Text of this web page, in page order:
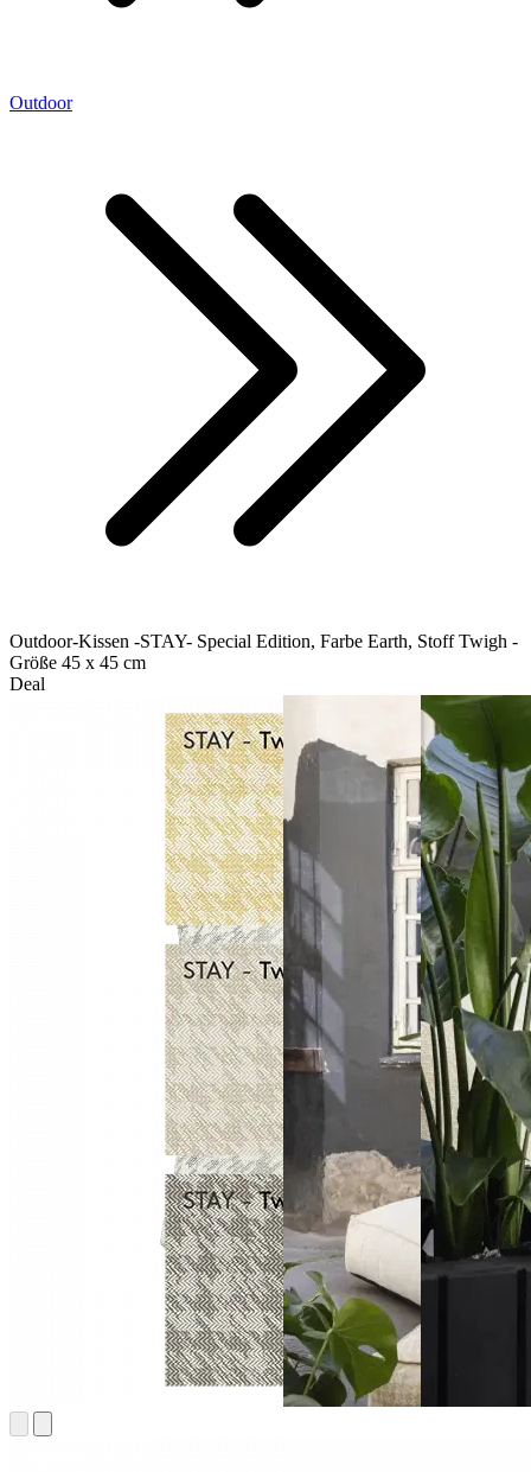
Outdoor
Outdoor-Kissen -STAY- Special Edition, Farbe Earth, Stoff Twigh -
Größe 45 x 45 cm
Deal